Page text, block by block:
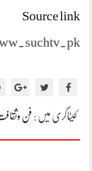
Source link
کیٹاگری میں : فن